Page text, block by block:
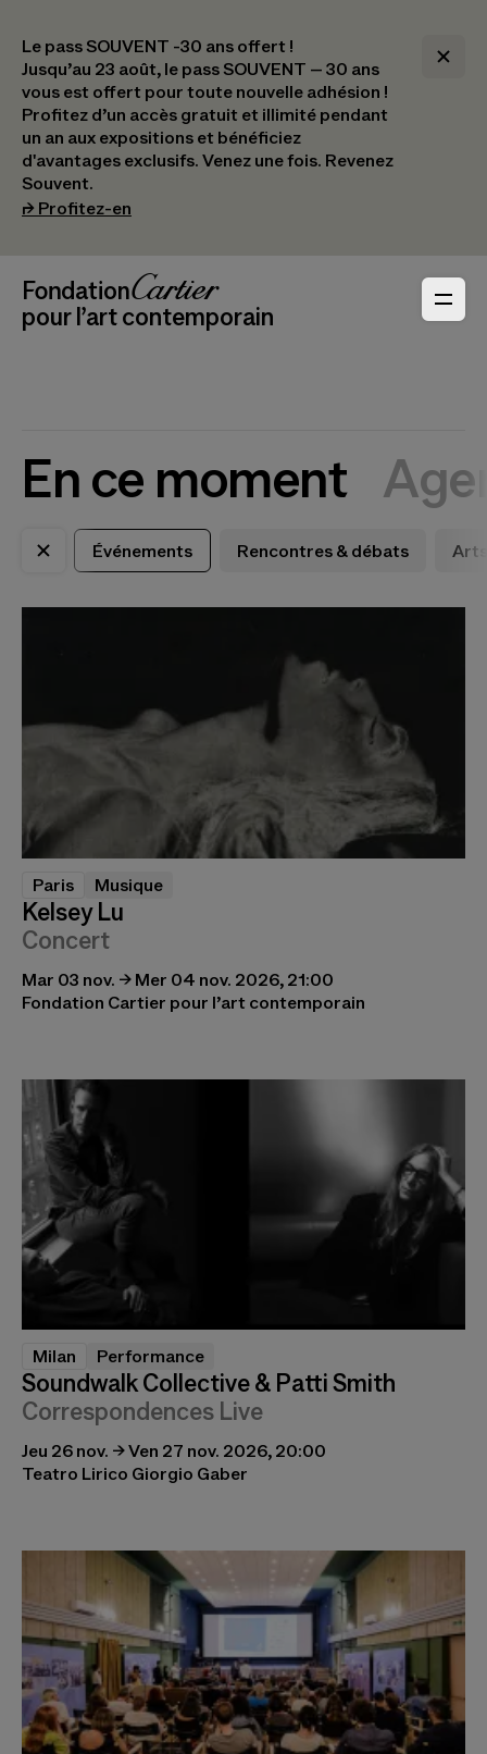
Le pass SOUVENT -30 ans offert !
Jusqu’au 23 août, le pass SOUVENT – 30 ans
vous est offert pour toute nouvelle adhésion !​
Profitez d’un accès gratuit et illimité pendant
un an aux expositions et bénéficiez
d'avantages exclusifs.​ Venez une fois. Revenez
Souvent.
⮣ Profitez-en
Navigation en-tête
_logoFondation Cartier
pour l’art contemporain
En ce moment
Événements Rencontres & débats
Paris Musique
Kelsey Lu
Concert
Mar 03 nov. → Mer 04 nov. 2026, 21:00
Fondation Cartier pour l’art contemporain
Milan Performance
Soundwalk Collective & Patti Smith
Correspondences Live
Jeu 26 nov. → Ven 27 nov. 2026, 20:00
Teatro Lirico Giorgio Gaber